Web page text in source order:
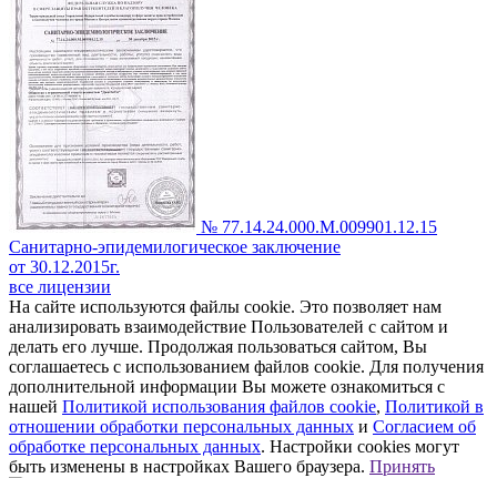
№ 77.14.24.000.М.009901.12.15
Санитарно-эпидемилогическое заключение
от 30.12.2015г.
все лицензии
На сайте используются файлы cookie. Это позволяет нам
анализировать взаимодействие Пользователей с сайтом и
делать его лучше. Продолжая пользоваться сайтом, Вы
соглашаетесь с использованием файлов cookie. Для получения
дополнительной информации Вы можете ознакомиться с
нашей Политикой использования файлов cookie, Политикой в
отношении обработки персональных данных и Согласием об
обработке персональных данных. Настройки cookies могут
быть изменены в настройках Вашего браузера. Принять